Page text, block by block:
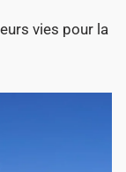
vies pour la